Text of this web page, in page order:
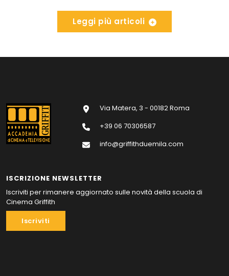
Leggi più articoli
Via Matera, 3 - 00182 Roma
+39 06 70306587
info@griffithduemila.com
ISCRIZIONE NEWSLETTER
Iscriviti per rimanere aggiornato sulle novità della scuola di
Cinema Griffith
Iscriviti